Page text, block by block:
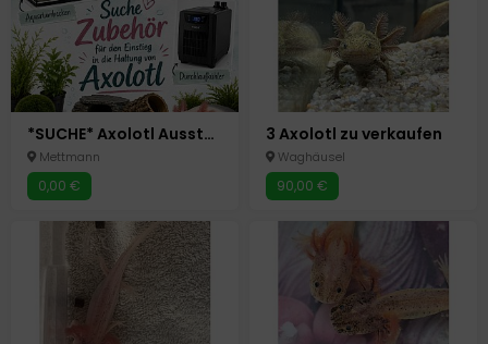
*SUCHE* Axolotl Ausstattung/Zubehör
Mettmann
0,00 €
3 Axolotl zu verkaufen
Waghäusel
90,00 €